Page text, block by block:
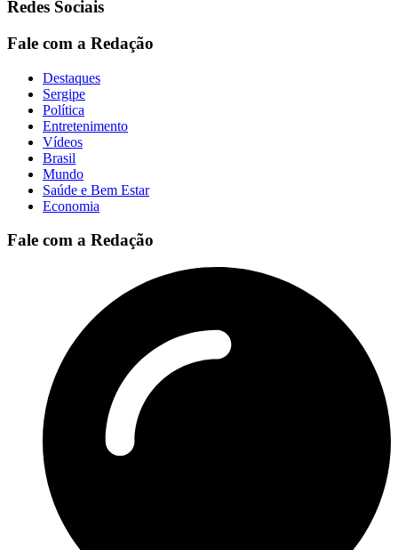
Redes Sociais
Fale com a Redação
Destaques
Sergipe
Política
Entretenimento
Vídeos
Brasil
Mundo
Saúde e Bem Estar
Economia
Fale com a Redação